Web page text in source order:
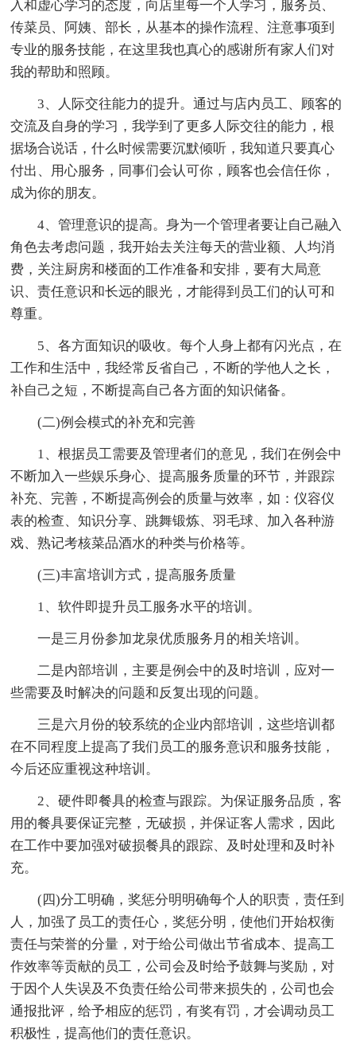
入和虚心学习的态度，向店里每一个人学习，服务员、
传菜员、阿姨、部长，从基本的操作流程、注意事项到
专业的服务技能，在这里我也真心的感谢所有家人们对
我的帮助和照顾。
3、人际交往能力的提升。通过与店内员工、顾客的
交流及自身的学习，我学到了更多人际交往的能力，根
据场合说话，什么时候需要沉默倾听，我知道只要真心
付出、用心服务，同事们会认可你，顾客也会信任你，
成为你的朋友。
4、管理意识的提高。身为一个管理者要让自己融入
角色去考虑问题，我开始去关注每天的营业额、人均消
费，关注厨房和楼面的工作准备和安排，要有大局意
识、责任意识和长远的眼光，才能得到员工们的认可和
尊重。
5、各方面知识的吸收。每个人身上都有闪光点，在
工作和生活中，我经常反省自己，不断的学他人之长，
补自己之短，不断提高自己各方面的知识储备。
(二)例会模式的补充和完善
1、根据员工需要及管理者们的意见，我们在例会中
不断加入一些娱乐身心、提高服务质量的环节，并跟踪
补充、完善，不断提高例会的质量与效率，如：仪容仪
表的检查、知识分享、跳舞锻炼、羽毛球、加入各种游
戏、熟记考核菜品酒水的种类与价格等。
(三)丰富培训方式，提高服务质量
1、软件即提升员工服务水平的培训。
一是三月份参加龙泉优质服务月的相关培训。
二是内部培训，主要是例会中的及时培训，应对一
些需要及时解决的问题和反复出现的问题。
三是六月份的较系统的企业内部培训，这些培训都
在不同程度上提高了我们员工的服务意识和服务技能，
今后还应重视这种培训。
2、硬件即餐具的检查与跟踪。为保证服务品质，客
用的餐具要保证完整，无破损，并保证客人需求，因此
在工作中要加强对破损餐具的跟踪、及时处理和及时补
充。
(四)分工明确，奖惩分明明确每个人的职责，责任到
人，加强了员工的责任心，奖惩分明，使他们开始权衡
责任与荣誉的分量，对于给公司做出节省成本、提高工
作效率等贡献的员工，公司会及时给予鼓舞与奖励，对
于因个人失误及不负责任给公司带来损失的，公司也会
通报批评，给予相应的惩罚，有奖有罚，才会调动员工
积极性，提高他们的责任意识。